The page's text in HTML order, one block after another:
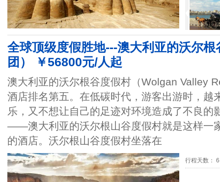
全球顶级度假胜地---澳大利亚的沃尔
团） ￥56800元/人起
澳大利亚的沃尔根谷度假村（Wolgan Valley
酒店排名第五。在低碳时代，游客出游时，越
乐，又不想让自己的足迹对环境造成了不良的
——澳大利亚的沃尔根山谷度假村就是这样一
的酒店。沃尔根山谷度假村坐落在
行程天数：